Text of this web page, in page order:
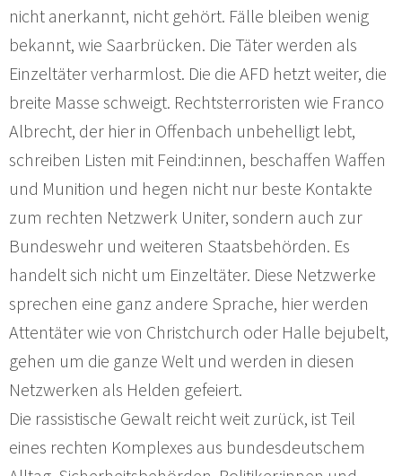
nicht anerkannt, nicht gehört. Fälle bleiben wenig
bekannt, wie Saarbrücken. Die Täter werden als
Einzeltäter verharmlost. Die die AFD hetzt weiter, die
breite Masse schweigt. Rechtsterroristen wie Franco
Albrecht, der hier in Offenbach unbehelligt lebt,
schreiben Listen mit Feind:innen, beschaffen Waffen
und Munition und hegen nicht nur beste Kontakte
zum rechten Netzwerk Uniter, sondern auch zur
Bundeswehr und weiteren Staatsbehörden. Es
handelt sich nicht um Einzeltäter. Diese Netzwerke
sprechen eine ganz andere Sprache, hier werden
Attentäter wie von Christchurch oder Halle bejubelt,
gehen um die ganze Welt und werden in diesen
Netzwerken als Helden gefeiert.
Die rassistische Gewalt reicht weit zurück, ist Teil
eines rechten Komplexes aus bundesdeutschem